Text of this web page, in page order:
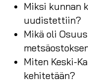
Miksi kunnan
uudistettiin?
Mikä oli
Miten Keski-
kehitetään?